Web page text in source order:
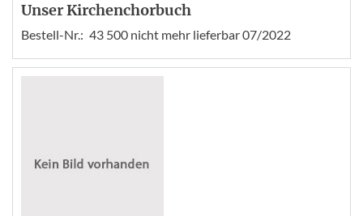
Unser Kirchenchorbuch
Bestell-Nr.: 43 500 nicht mehr lieferbar 07/2022